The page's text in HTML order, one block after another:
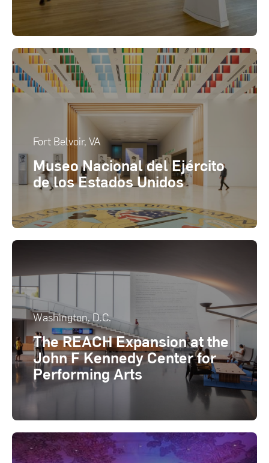
Fort Belvoir, VA
Museo Nacional del Ejército
de los Estados Unidos
Washington, D.C.
The REACH Expansion at the
John F Kennedy Center for
Performing Arts